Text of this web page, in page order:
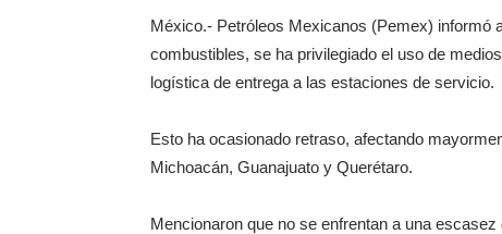
México.- Petróleos Mexicanos (Pemex) informó
combustibles, se ha privilegiado el uso de
logística de entrega a las estaciones de servicio.
Esto ha ocasionado retraso, afectando
Michoacán, Guanajuato y Querétaro.
Mencionaron que no se enfrentan a una